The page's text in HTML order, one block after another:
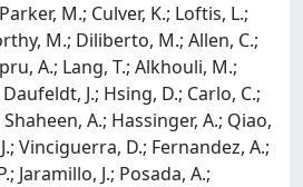
M.; Culver, K.; Loftis, L.;
M.; Diliberto, M.; Allen, C.;
A.; Lang, T.; Alkhouli, M.;
J.; Hsing, D.; Carlo, C.;
Shaheen, A.; Hassinger, A.; Qiao,
Vinciguerra, D.; Fernandez, A.;
Jaramillo, J.; Posada, A.;